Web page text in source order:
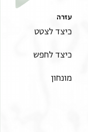
עזרה
כיצד לצטט
כיצד לחפש
מונחון